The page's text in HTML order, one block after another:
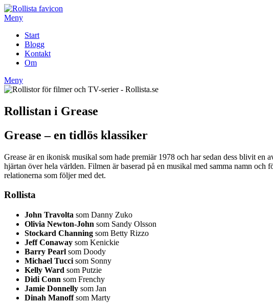
Hoppa
till
Meny
Start
Blogg
Kontakt
Om
Meny
Rollistan i Grease
Grease – en tidlös klassiker
Grease är en ikonisk musikal som hade premiär 1978 och har sedan dess blivit
hjärtan över hela världen. Filmen är baserad på en musikal med samma namn
relationerna som följer med det.
Rollista
John Travolta som Danny Zuko
Olivia Newton-John som Sandy Olsson
Stockard Channing som Betty Rizzo
Jeff Conaway som Kenickie
Barry Pearl som Doody
Michael Tucci som Sonny
Kelly Ward som Putzie
Didi Conn som Frenchy
Jamie Donnelly som Jan
Dinah Manoffsom Marty